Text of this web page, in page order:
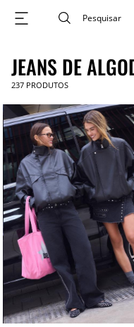
JEANS DE
237 PRODUTOS